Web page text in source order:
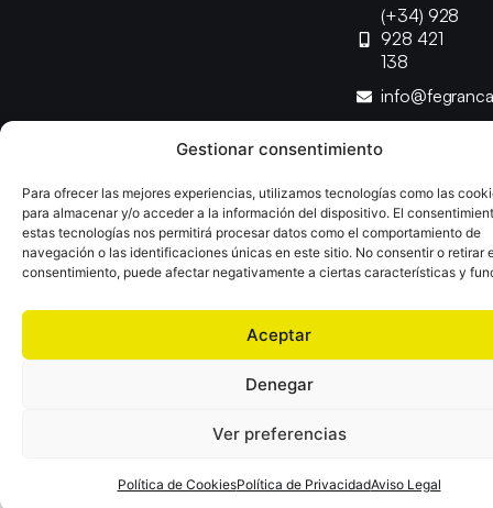
Gestionar consentimiento
Para ofrecer las mejores experiencias, utilizamos tecnologías como las
para almacenar y/o acceder a la información del dispositivo. El
estas tecnologías nos permitirá procesar datos como el comportamiento de
navegación o las identificaciones únicas en este sitio. No consentir o retirar
consentimiento, puede afectar negativamente a ciertas características y
Aceptar
Denegar
Ver preferencias
Política de CookiesPolítica de PrivacidadAviso Legal
(+34) 928
928 421
138
Desarrollado porTOOOLS
Aviso LegalPolítica de CookiesPolítica de Privacidad
Declaración de AccesibilidadPolítica de Ventas